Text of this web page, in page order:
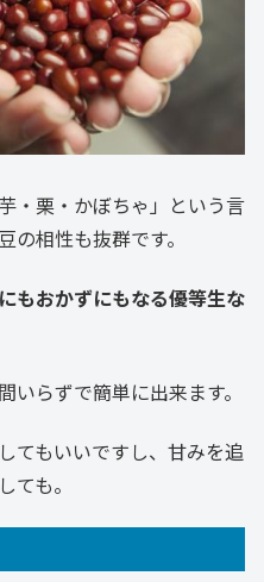
・栗・かぼちゃ」という言
相性も抜群です。
もおかずにもなる優等生な
らずで簡単に出来ます。
てもいいですし、甘みを追
も。